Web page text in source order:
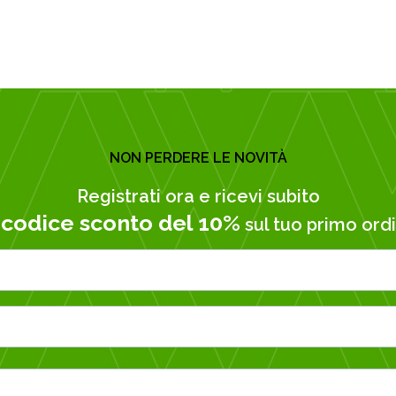
NON PERDERE LE NOVITÀ
Registrati ora e ricevi subito
codice sconto del 10% sul tuo primo